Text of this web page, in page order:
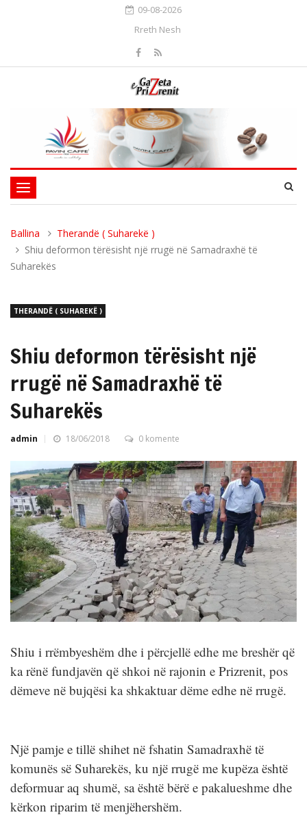
09-08-2026
Rreth Nesh
Toggle
navigation
Ballina
Therandë ( Suharekë )
Shiu deformon tërësisht një rrugë në Samadraxhë të
Suharekës
THERANDË ( SUHAREKË )
Shiu deformon tërësisht një
rrugë në Samadraxhë të
Suharekës
admin 18/06/2018 0 komente
Shiu i rrëmbyeshëm dhe i përcjellë edhe me breshër që
ka rënë fundjavën që shkoi në rajonin e Prizrenit, pos
dëmeve në bujqësi ka shkaktuar dëme edhe në rrugë.
Një pamje e tillë shihet në fshatin Samadraxhë të
komunës së Suharekës, ku një rrugë me kupëza është
deformuar aq shumë, sa është bërë e pakalueshme dhe
kërkon riparim të menjëhershëm.